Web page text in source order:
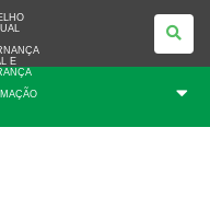
E